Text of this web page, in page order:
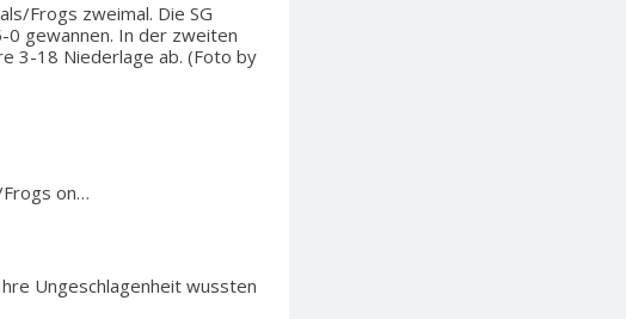
Frogs zweimal. Die SG
0 gewannen. In der zweiten
3-18 Niederlage ab. (Foto by
on…
Ungeschlagenheit wussten